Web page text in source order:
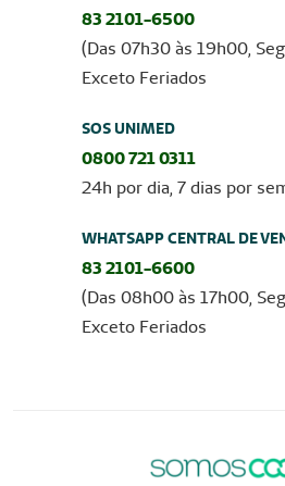
83 2101-6500
(Das 07h30 às 19h00,
Exceto Feriados
SOS UNIMED
0800 721 0311
24h por dia, 7 dias por
WHATSAPP CENTRAL DE
83 2101-6600
(Das 08h00 às 17h00,
Exceto Feriados